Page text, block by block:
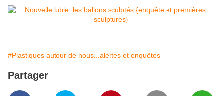
#Plastiques autour de nous...alertes et enquêtes
Partager